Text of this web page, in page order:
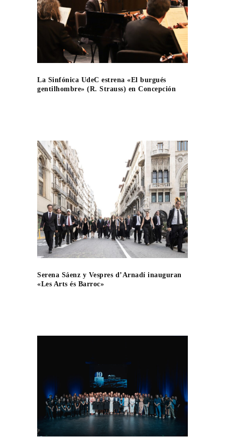
La Sinfónica UdeC estrena «El burgués
gentilhombre» (R. Strauss) en Concepción
Serena Sáenz y Vespres d’Arnadí inauguran
«Les Arts és Barroc»